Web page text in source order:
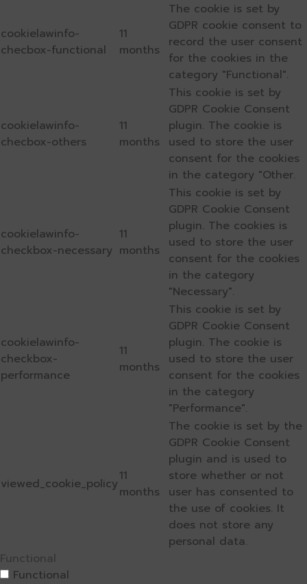
cookielawinfo-
checbox-functional
11
months
The cookie is set by
GDPR cookie consent to
record the user consent
for the cookies in the
category "Functional".
cookielawinfo-
checbox-others
11
months
This cookie is set by
GDPR Cookie Consent
plugin. The cookie is
used to store the user
consent for the cookies
in the category "Other.
cookielawinfo-
checkbox-necessary
11
months
This cookie is set by
GDPR Cookie Consent
plugin. The cookies is
used to store the user
consent for the cookies
in the category
"Necessary".
cookielawinfo-
checkbox-
performance
11
months
This cookie is set by
GDPR Cookie Consent
plugin. The cookie is
used to store the user
consent for the cookies
in the category
"Performance".
viewed_cookie_policy11
months
The cookie is set by the
GDPR Cookie Consent
plugin and is used to
store whether or not
user has consented to
the use of cookies. It
does not store any
personal data.
Functional
Functional